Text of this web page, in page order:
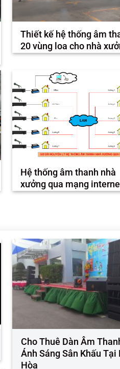
Thiết kế hệ thống âm
20 vùng loa cho nhà
Hệ thống âm thanh nhà
xưởng qua mạng
Cho Thuê Dàn Âm Thanh
Ánh Sáng tại Thủ Đức